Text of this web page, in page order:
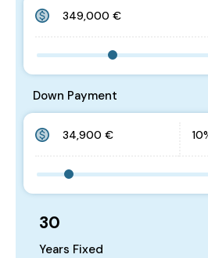
Down Payment
30
Years Fixed